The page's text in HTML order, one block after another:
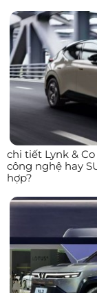
chi tiết Lynk &
công nghệ hay
hợp?